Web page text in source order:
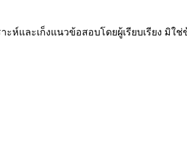
ห์และเก็งแนวข้อสอบโดยผู้เรียบเรียง มิใ